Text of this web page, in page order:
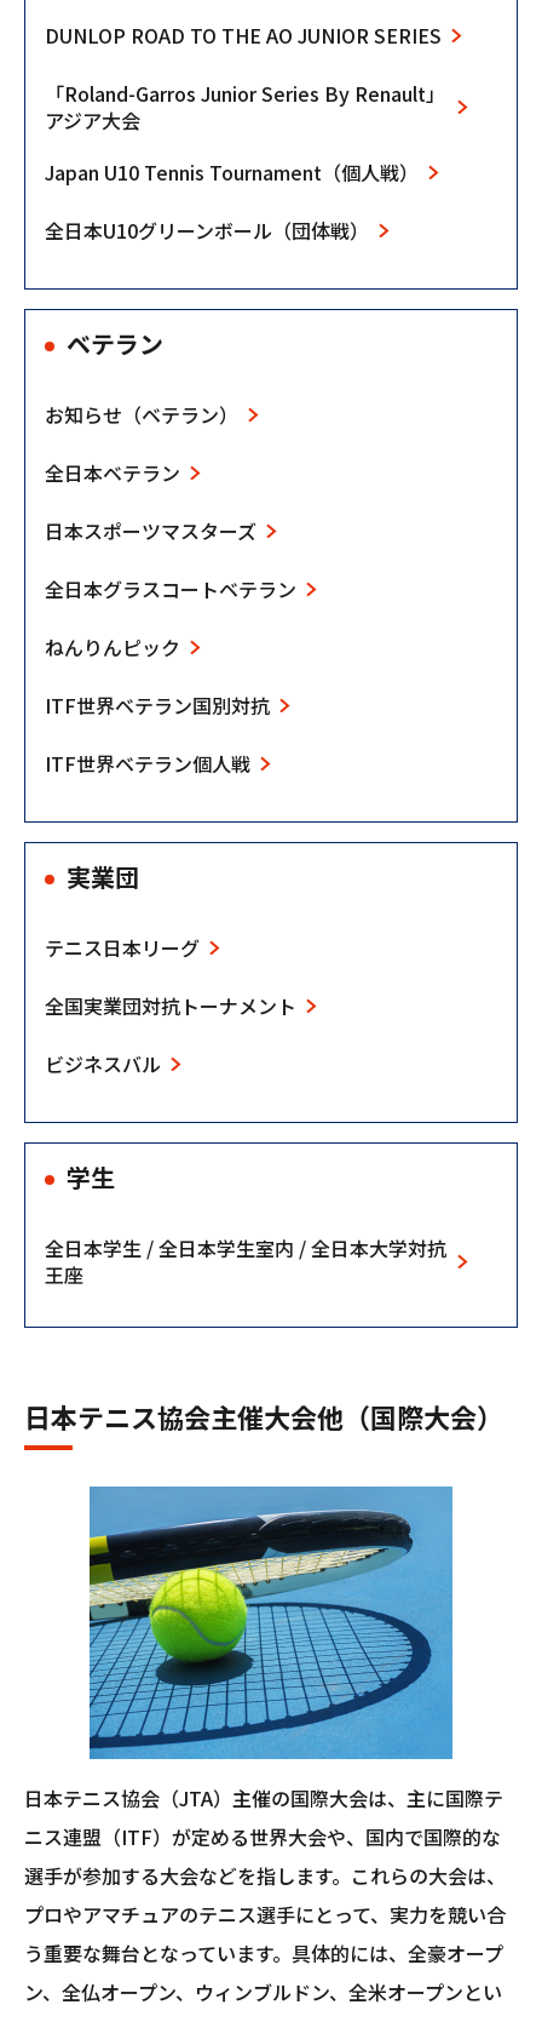
DUNLOP ROAD TO THE AO JUNIOR SERIES
「Roland-Garros Junior Series By Renault」
アジア大会
Japan U10 Tennis Tournament（個人戦）
全日本U10グリーンボール（団体戦）
ベテラン
お知らせ（ベテラン）
全日本ベテラン
日本スポーツマスターズ
全日本グラスコートベテラン
ねんりんピック
ITF世界ベテラン国別対抗
ITF世界ベテラン個人戦
実業団
テニス日本リーグ
全国実業団対抗トーナメント
ビジネスバル
学生
全日本学生 / 全日本学生室内 / 全日本大学対抗
王座
日本テニス協会主催大会他（国際大会）
日本テニス協会（JTA）主催の国際大会は、主に国際テ
ニス連盟（ITF）が定める世界大会や、国内で国際的な
選手が参加する大会などを指します。これらの大会は、
プロやアマチュアのテニス選手にとって、実力を競い合
う重要な舞台となっています。具体的には、全豪オープ
ン、全仏オープン、ウィンブルドン、全米オープンとい